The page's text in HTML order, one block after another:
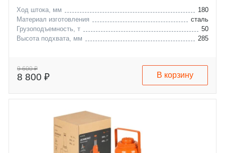
Ход штока, мм
180
Материал изготовления
сталь
Грузоподъемность, т
50
Высота подхвата, мм
285
9 600 ₽
8 800 ₽ В корзину